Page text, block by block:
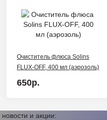
Очиститель флюса Solins
FLUX-OFF, 400 мл (аэрозоль)
650р.
и акции: